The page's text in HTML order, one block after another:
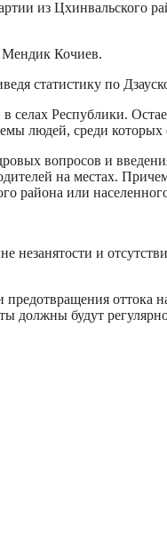
из Цхинвальского
Мендик Кочиев.
статистику по
Республики.
людей, среди
вопросов и
на местах.
района или
незанятости и
оттока
должны будут